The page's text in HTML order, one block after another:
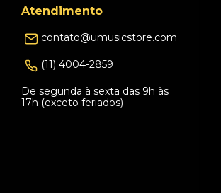
Atendimento
contato@umusicstore.com
(11) 4004-2859
De segunda à sexta das 9h às
17h (exceto feriados)